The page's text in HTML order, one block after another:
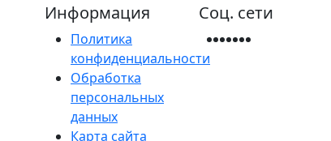
Информация
Политика
конфиденциальности
Обработка
персональных
данных
Карта сайта
Соц. сети